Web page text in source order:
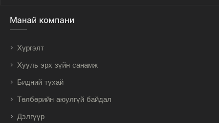
Манай компани
Хүргэлт
Хууль эрх зүйн санамж
Бидний тухай
Төлбөрийн аюулгүй байдал
Дэлгүүр